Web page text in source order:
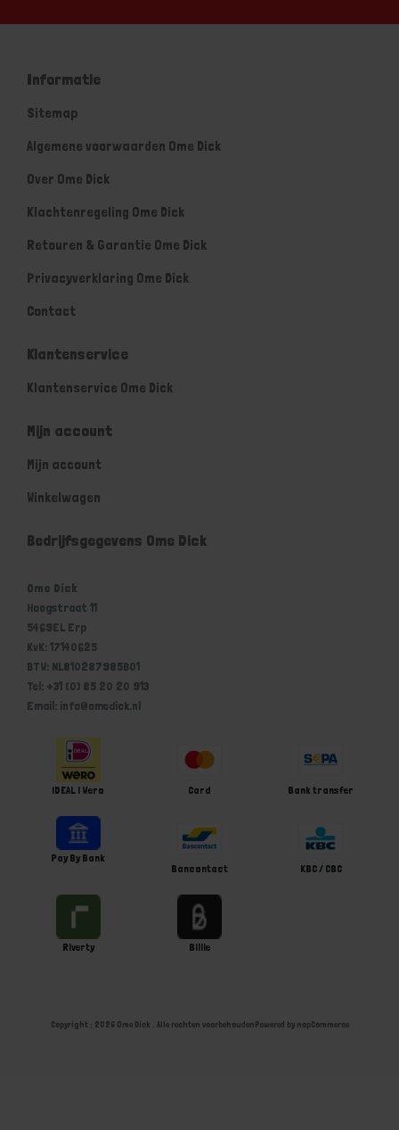
Informatie
Sitemap
Algemene voorwaarden Ome Dick
Over Ome Dick
Klachtenregeling Ome Dick
Retouren & Garantie Ome Dick
Privacyverklaring Ome Dick
Contact
Klantenservice
Klantenservice Ome Dick
Mijn account
Mijn account
Winkelwagen
Bedrijfsgegevens Ome Dick
Ome Dick
Hoogstraat 11
5469EL Erp
KvK: 17140625
BTW: NL810287985B01
Tel: +31 (0) 85 20 20 913
Email: info@omedick.nl
iDEAL | Wero Card Bank transfer
Pay By Bank
Bancontact
KBC / CBC
Riverty Billie
Copyright ; 2026 Ome Dick . Alle rechten voorbehoudenPowered by nopCommerce